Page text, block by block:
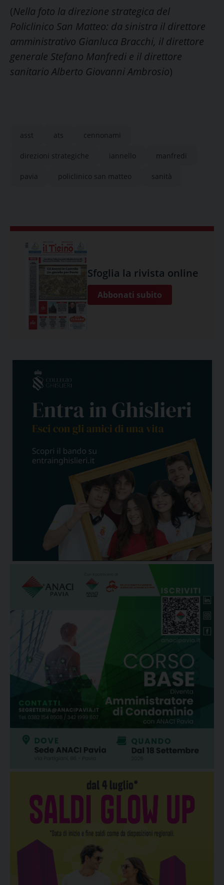
(Nella foto la direzione strategica del
Policlinico San Matteo: da sinistra il direttore
amministrativo Gianluca Bracchi, il direttore
generale Stefano Manfredi e il direttore
sanitario Alberto Giovanni Ambrosio)
asst ats cennonami
direzioni strategiche iannello manfredi
pavia policlinico san matteo sanità
Sfoglia la rivista online
Abbonati subito